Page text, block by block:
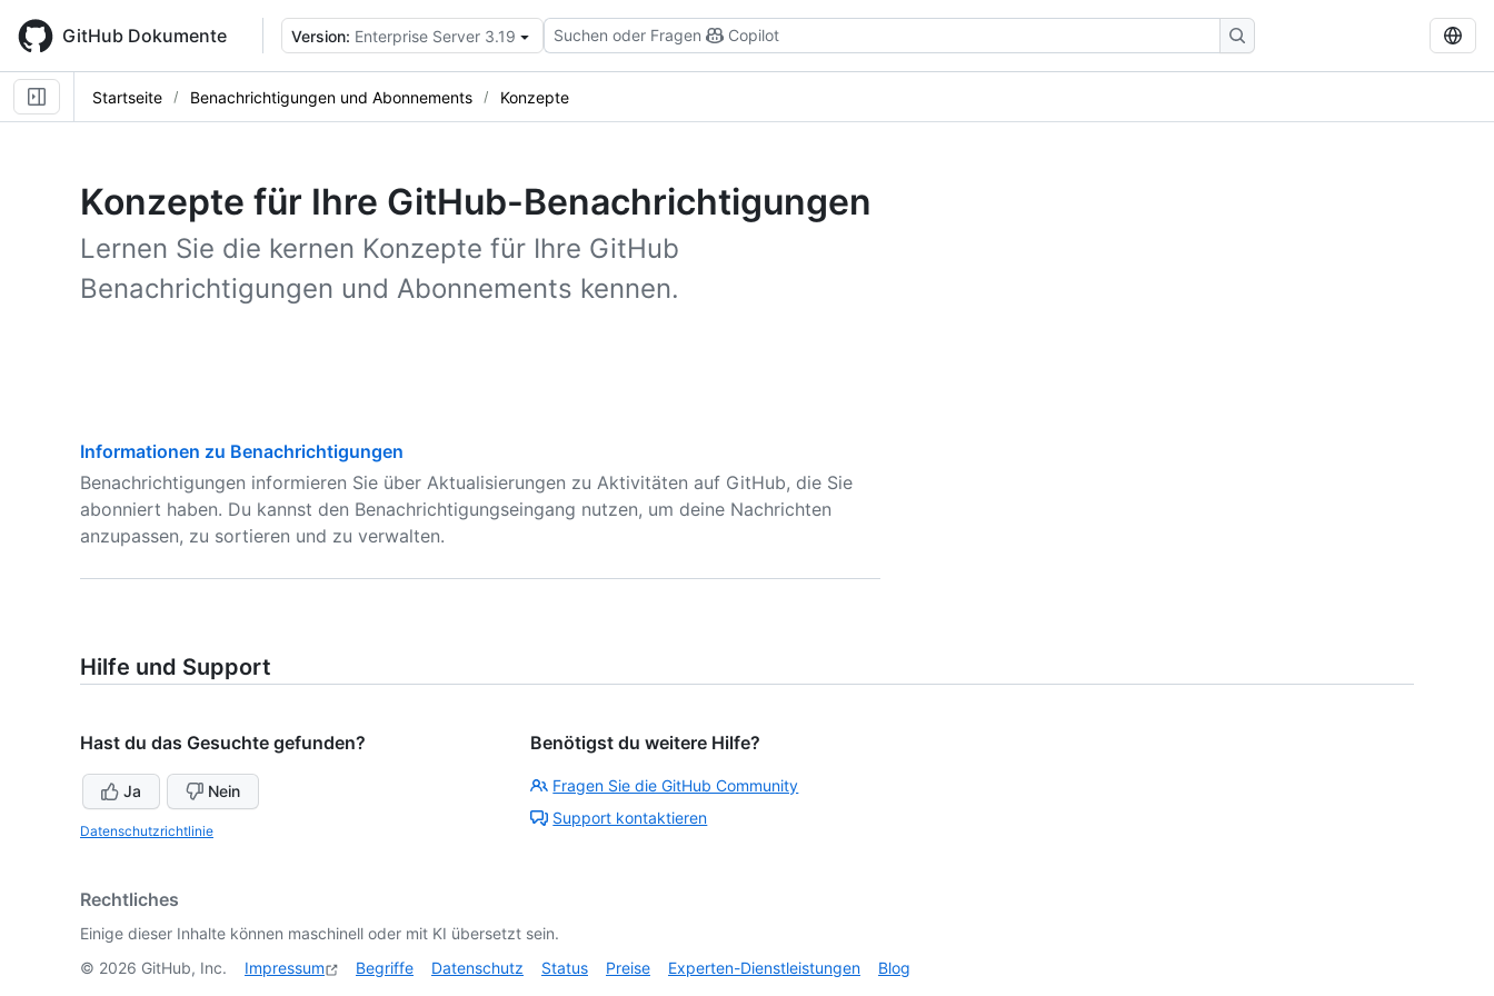
main
content
GitHub Dokumente Version: Enterprise Server 3.19 Suchen oder Fragen Copilot
Startseite Benachrichtigungen und Abonnements Konzepte
Konzepte für Ihre GitHub-Benachrichtigungen
Lernen Sie die kernen Konzepte für Ihre GitHub
Benachrichtigungen und Abonnements kennen.
Informationen zu Benachrichtigungen
Benachrichtigungen informieren Sie über Aktualisierungen zu Aktivitäten auf GitHub, die Sie
abonniert haben. Du kannst den Benachrichtigungseingang nutzen, um deine Nachrichten
anzupassen, zu sortieren und zu verwalten.
Hilfe und Support
Hast du das Gesuchte gefunden?
Ja Nein
Datenschutzrichtlinie
Benötigst du weitere Hilfe?
Fragen Sie die GitHub Community
Support kontaktieren
Rechtliches
Einige dieser Inhalte können maschinell oder mit KI übersetzt sein.
© 2026 GitHub, Inc. Impressum Begriffe Datenschutz Status Preise Experten-Dienstleistungen Blog